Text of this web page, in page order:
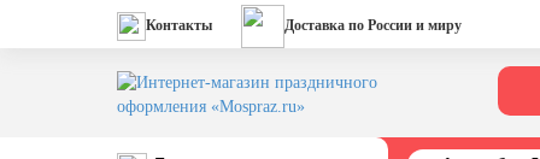
Контакты Доставка по России и миру